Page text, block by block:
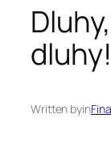
Written byin